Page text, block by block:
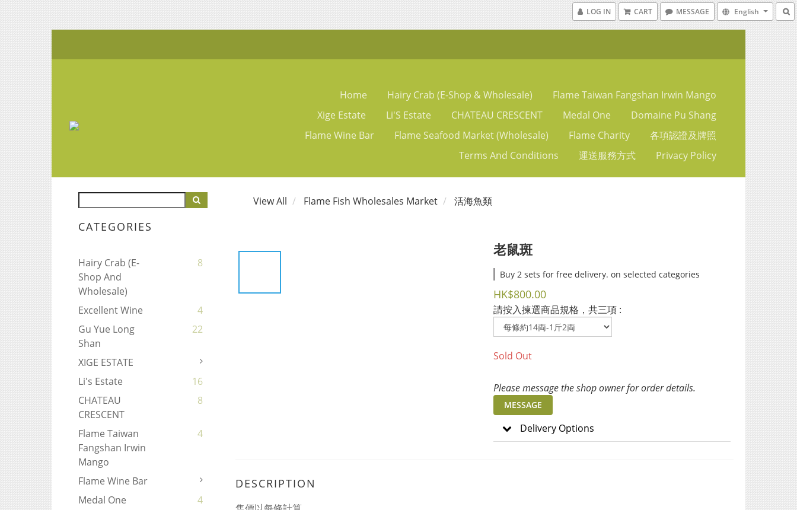
LOG IN CART MESSAGE English
Home Hairy Crab (E-Shop & Wholesale)
Flame Taiwan Fangshan Irwin Mango
Xige Estate
Li'S Estate CHATEAU CRESCENT Medal One
Domaine Pu Shang
Flame Wine Bar
Flame Seafood Market (Wholesale) Flame Charity
各項認證及牌照
Terms And Conditions
運送服務方式 Privacy Policy
CATEGORIES
Hairy Crab (E-
Shop And
Wholesale)
8
Excellent Wine
4
Gu Yue Long
Shan
22
XIGE ESTATE
Li's Estate
16
CHATEAU
CRESCENT
8
Flame Taiwan
Fangshan Irwin
Mango
4
Flame Wine Bar
Medal One
4
View All Flame Fish Wholesales Market 活海魚類
老鼠斑
Buy 2 sets for free delivery. on selected categories
HK$800.00
請按入揀選商品規格，共三項 :
Sold Out
Please message the shop owner for order details.
MESSAGE
Delivery Options
DESCRIPTION